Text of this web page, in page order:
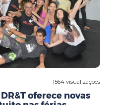
1564 visualizações
oferece novas